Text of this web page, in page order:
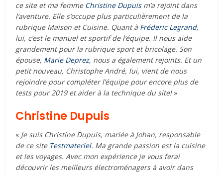
ce site et ma femme Christine Dupuism’a rejoint dans
l’aventure. Elle s’occupe plus particulièrement de la
rubrique Maison et Cuisine. Quant à Fréderic Legrand,
lui, c’est le manuel et sportif de l’équipe. Il nous aide
grandement pour la rubrique sport et bricolage. Son
épouse, Marie Deprez, nous a également rejoints. Et un
petit nouveau, Christophe André, lui, vient de nous
rejoindre pour compléter l’équipe pour encore plus de
tests pour 2019 et aider à la technique du site!»
Christine Dupuis
« Je suis Christine Dupuis, mariée à Johan, responsable
de ce site Testmateriel. Ma grande passion est la cuisine
et les voyages. Avec mon expérience je vous ferai
découvrir les meilleurs électroménagers à avoir dans